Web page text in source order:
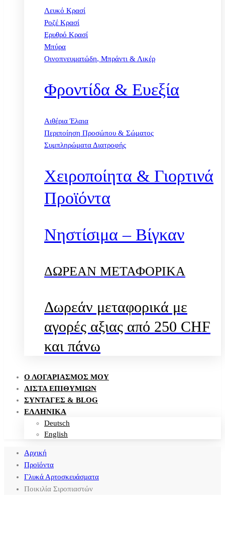
Λευκό Κρασί
Ροζέ Κρασί
Ερυθρό Κρασί
Μπύρα
Οινοπνευματώδη, Μπράντι & Λικέρ
Φροντίδα & Ευεξία
Αιθέρια Έλαια
Περιποίηση Προσώπου & Σώματος
Συμπληρώματα Διατροφής
Χειροποίητα & Γιορτινά
Προϊόντα
Νηστίσιμα – Βίγκαν
ΔΩΡΕΑΝ ΜΕΤΑΦΟΡΙΚΑ
Δωρεάν μεταφορικά με
αγορές αξιας από 250 CHF
και πάνω
Ο ΛΟΓΑΡΙΑΣΜΌΣ ΜΟΥ
ΛΊΣΤΑ ΕΠΙΘΥΜΙΏΝ
ΣΥΝΤΑΓΈΣ & BLOG
ΕΛΛΗΝΙΚΑ
Deutsch
English
Αρχική
Προϊόντα
Γλυκά Αρτοσκευάσματα
Ποικιλία Σιροπιαστών